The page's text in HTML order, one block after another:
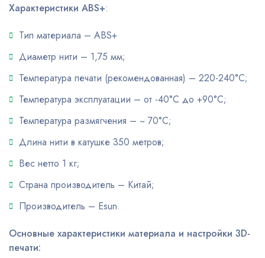
Характеристики ABS+:
Тип материала – ABS+
Диаметр нити – 1,75 мм;
Температура печати (рекомендованная) – 220-240°C;
Температура эксплуатации – от -40°С до +90°С;
Температура размягчения – ~ 70°C;
Длина нити в катушке 350 метров;
Вес нетто 1 кг;
Страна производитель – Китай;
Производитель – Esun.
Основные характеристики материала и настройки 3D-
печати: